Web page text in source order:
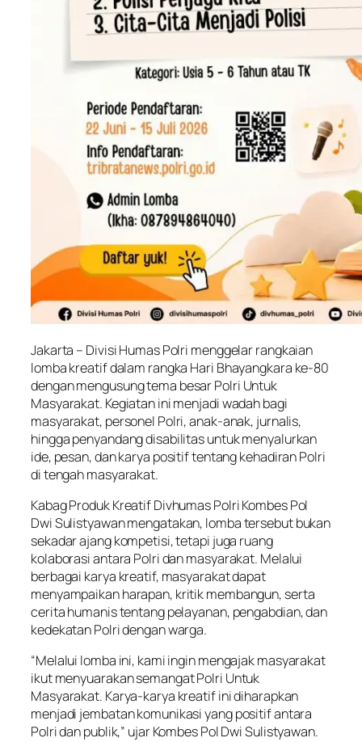
Jakarta – Divisi Humas Polri menggelar rangkaian
lomba kreatif dalam rangka Hari Bhayangkara ke-80
dengan mengusung tema besar Polri Untuk
Masyarakat. Kegiatan ini menjadi wadah bagi
masyarakat, personel Polri, anak-anak, jurnalis,
hingga penyandang disabilitas untuk menyalurkan
ide, pesan, dan karya positif tentang kehadiran Polri
di tengah masyarakat.
Kabag Produk Kreatif Divhumas Polri Kombes Pol
Dwi Sulistyawan mengatakan, lomba tersebut bukan
sekadar ajang kompetisi, tetapi juga ruang
kolaborasi antara Polri dan masyarakat. Melalui
berbagai karya kreatif, masyarakat dapat
menyampaikan harapan, kritik membangun, serta
cerita humanis tentang pelayanan, pengabdian, dan
kedekatan Polri dengan warga.
“Melalui lomba ini, kami ingin mengajak masyarakat
ikut menyuarakan semangat Polri Untuk
Masyarakat. Karya-karya kreatif ini diharapkan
menjadi jembatan komunikasi yang positif antara
Polri dan publik,” ujar Kombes Pol Dwi Sulistyawan.